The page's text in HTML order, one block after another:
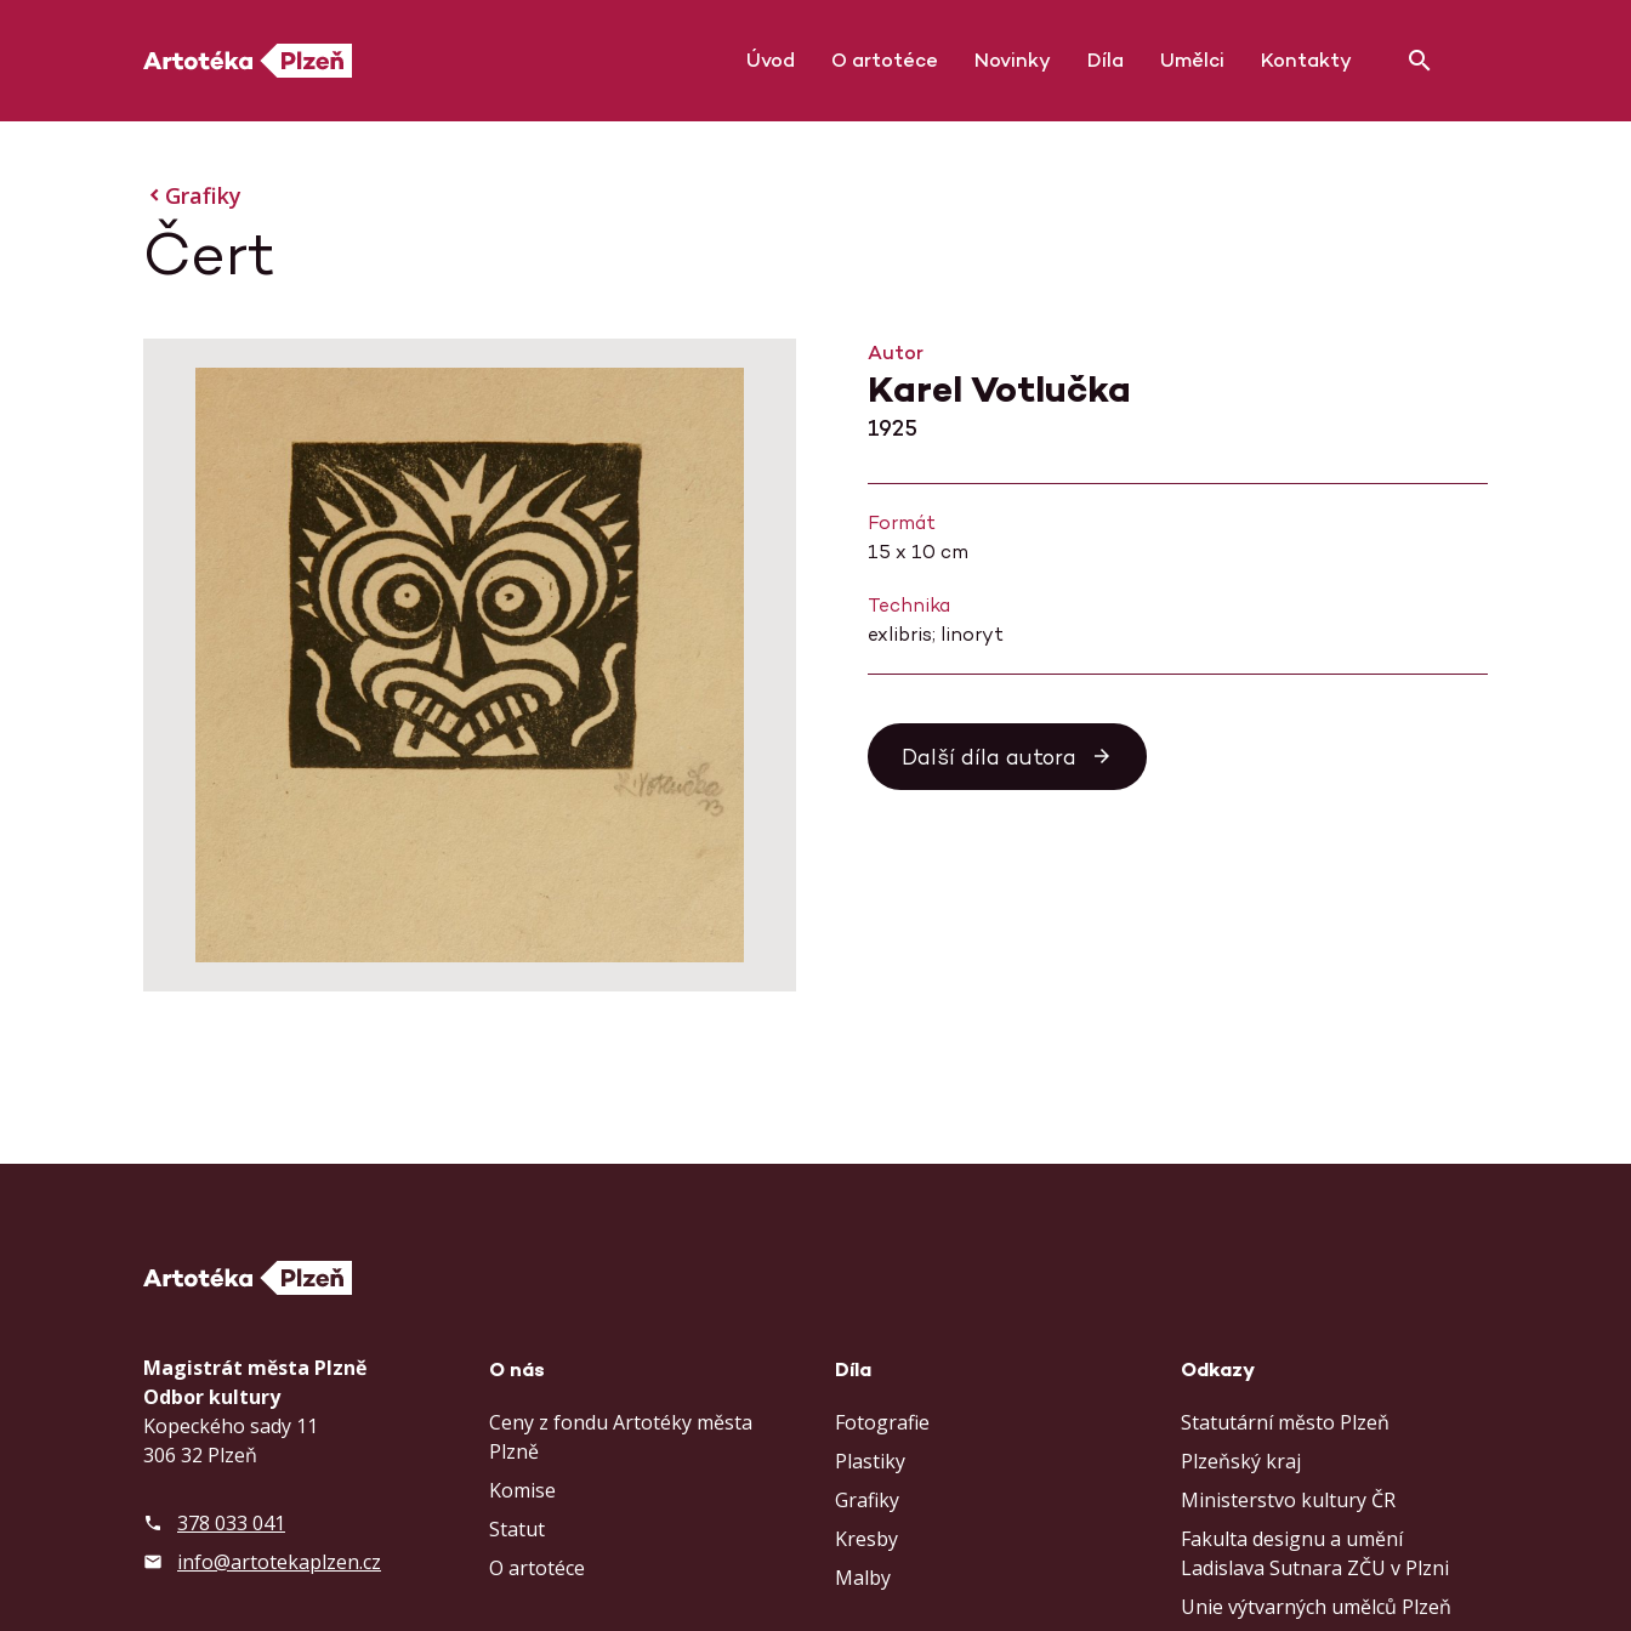
Úvod O artotéce Novinky Díla Umělci Kontakty
Grafiky
Čert
Autor
Karel Votlučka
1925
Formát
15 x 10 cm
Technika
exlibris; linoryt
Další díla autora
Magistrát města Plzně
Odbor kultury
Kopeckého sady 11
306 32 Plzeň
378 033 041
info@artotekaplzen.cz
O nás
Ceny z fondu Artotéky města
Plzně
Komise
Statut
O artotéce
Díla
Fotografie
Plastiky
Grafiky
Kresby
Malby
Odkazy
Statutární město Plzeň
Plzeňský kraj
Ministerstvo kultury ČR
Fakulta designu a umění
Ladislava Sutnara ZČU v Plzni
Unie výtvarných umělců Plzeň